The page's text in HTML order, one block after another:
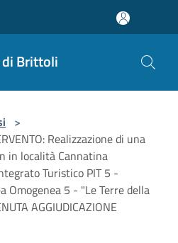
di Brittoli
>
Realizzazione di una
in località Cannatina
Turistico PIT 5 -
Omogenea 5 - "Le Terre della
AGGIUDICAZIONE